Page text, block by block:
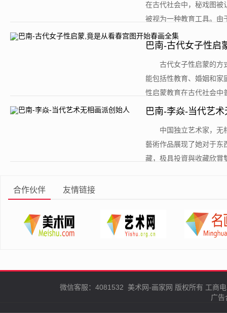
在古代社会中，秘戏图被
被视为一种教育工具。由
巴南-古代女子性启
古代女子性启蒙的方
能包括性教育、婚姻和家
性启蒙教育在古代社会中
巴南-李焱-当代艺
中国独立艺术家，无
藝術作品展现了她对于东
藏，极具投資與收藏欣賞
合作伙伴 友情链接
微信客服：4081532 美术网-画家网 版权所有 工商
广